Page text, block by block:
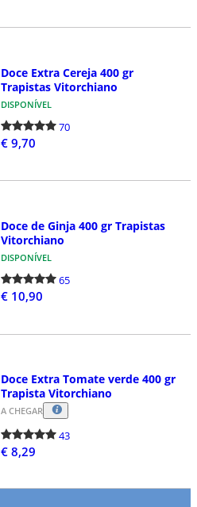
Doce Extra Cereja 400 gr
Trapistas Vitorchiano
DISPONÍVEL
70
€ 9,70
Doce de Ginja 400 gr Trapistas
Vitorchiano
DISPONÍVEL
65
€ 10,90
Doce Extra Tomate verde 400 gr
Trapista Vitorchiano
A CHEGAR
43
€ 8,29